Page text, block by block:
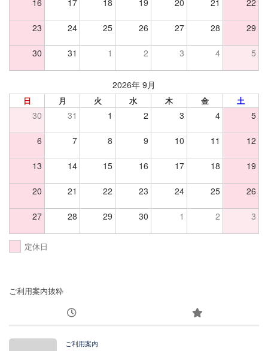
16 17 18 19 20 21 22
23 24 25 26 27 28 29
30 31 1 2 3 4 5
2026年 9月
日 月 火 水 木 金 土
30 31 1 2 3 4 5
6 7 8 9 10 11 12
13 14 15 16 17 18 19
20 21 22 23 24 25 26
27 28 29 30 1 2 3
定休日
ご利用案内抜粋
ご利用案内